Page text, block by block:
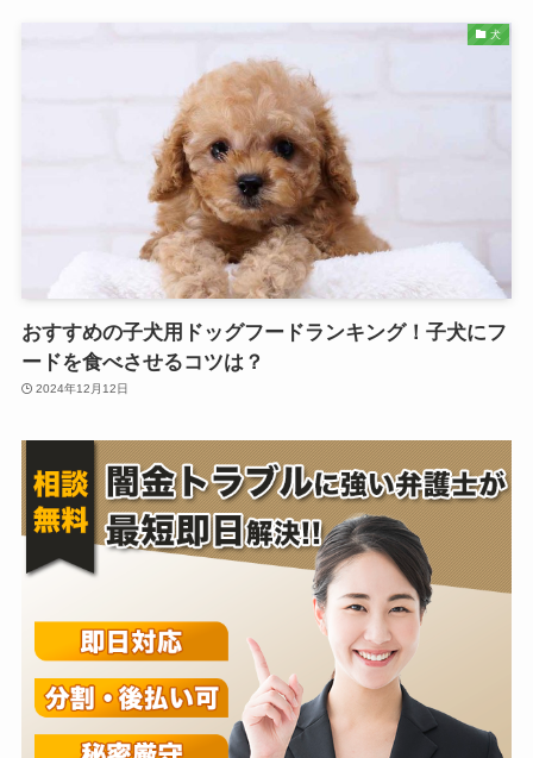
犬
おすすめの子犬用ドッグフードランキング！子犬にフ
ードを食べさせるコツは？
2024年12月12日